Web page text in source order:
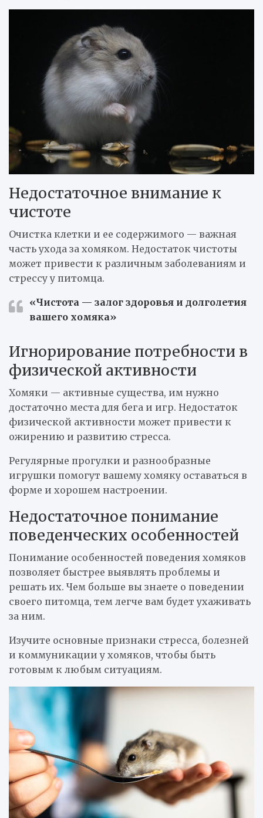
Недостаточное внимание к
чистоте
Очистка клетки и ее содержимого — важная
часть ухода за хомяком. Недостаток чистоты
может привести к различным заболеваниям и
стрессу у питомца.
«Чистота — залог здоровья и долголетия
вашего хомяка»
Игнорирование потребности в
физической активности
Хомяки — активные существа, им нужно
достаточно места для бега и игр. Недостаток
физической активности может привести к
ожирению и развитию стресса.
Регулярные прогулки и разнообразные
игрушки помогут вашему хомяку оставаться в
форме и хорошем настроении.
Недостаточное понимание
поведенческих особенностей
Понимание особенностей поведения хомяков
позволяет быстрее выявлять проблемы и
решать их. Чем больше вы знаете о поведении
своего питомца, тем легче вам будет ухаживать
за ним.
Изучите основные признаки стресса, болезней
и коммуникации у хомяков, чтобы быть
готовым к любым ситуациям.